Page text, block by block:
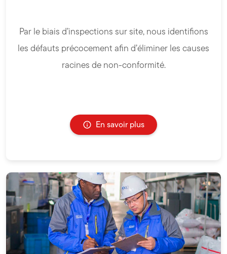
Par le biais d’inspections sur site, nous identifions
les défauts précocement afin d’éliminer les causes
racines de non-conformité.
En savoir plus